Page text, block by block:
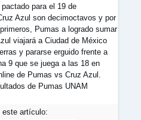
para el 19 de
Azul son decimoctavos y por
Pumas a logrado sumar
viajará a Ciudad de México
y pararse erguido frente a
9 que se juega a las 18 en
de Pumas vs Cruz Azul.
de Pumas UNAM
este artículo: